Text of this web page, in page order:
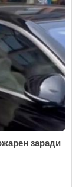
заради